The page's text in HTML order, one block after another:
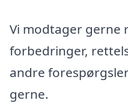
Vi modtager gerne
forbedringer,
andre
gerne.